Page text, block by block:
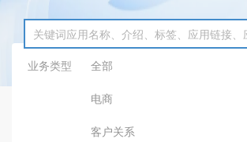
业务类型
全部
电商
客户关系